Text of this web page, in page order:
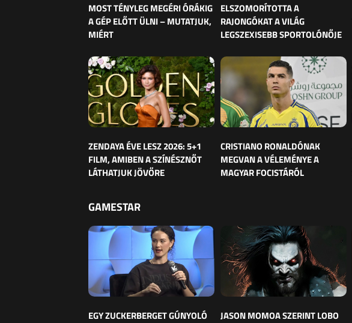
MOST TÉNYLEG MEGÉRI ÓRÁKIG
A GÉP ELŐTT ÜLNI – MUTATJUK,
MIÉRT
ELSZOMORÍTOTTA A
RAJONGÓKAT A VILÁG
LEGSZEXISEBB SPORTOLÓNŐJE
ZENDAYA ÉVE LESZ 2026: 5+1
FILM, AMIBEN A SZÍNÉSZNŐT
LÁTHATJUK JÖVŐRE
CRISTIANO RONALDÓNAK
MEGVAN A VÉLEMÉNYE A
MAGYAR FOCISTÁRÓL
GAMESTAR
EGY ZUCKERBERGET GÚNYOLÓ
JASON MOMOA SZERINT LOBO